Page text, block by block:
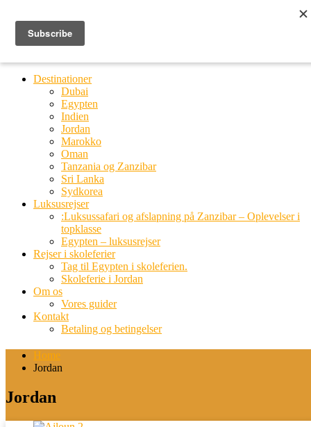
Ring til os
20 66 03 08
Destinationer
Dubai
Egypten
Indien
Jordan
Marokko
Oman
Tanzania og Zanzibar
Sri Lanka
Sydkorea
Luksusrejser
:Luksussafari og afslapning på Zanzibar – Oplevelser i
topklasse
Egypten – luksusrejser
Rejser i skoleferier
Tag til Egypten i skoleferien.
Skoleferie i Jordan
Om os
Vores guider
Kontakt
Betaling og betingelser
Home
Jordan
Jordan